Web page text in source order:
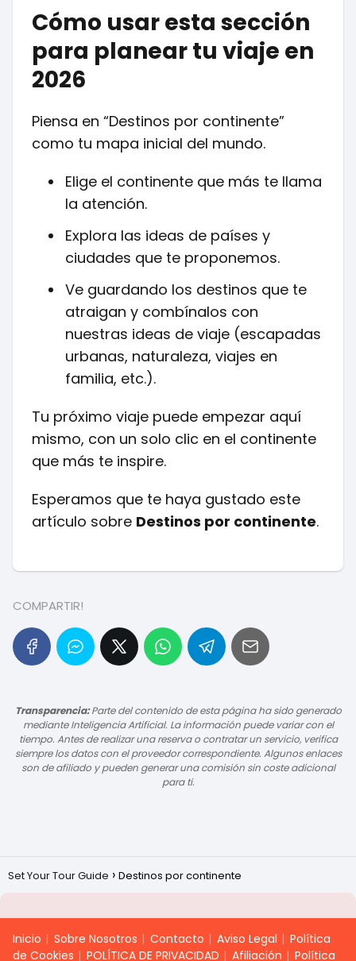
Cómo usar esta sección
para planear tu viaje en
2026
Piensa en “Destinos por continente”
como tu mapa inicial del mundo.
Elige el continente que más te llama
la atención.
Explora las ideas de países y
ciudades que te proponemos.
Ve guardando los destinos que te
atraigan y combínalos con
nuestras ideas de viaje (escapadas
urbanas, naturaleza, viajes en
familia, etc.).
Tu próximo viaje puede empezar aquí
mismo, con un solo clic en el continente
que más te inspire.
Esperamos que te haya gustado este
artículo sobre Destinos por continente.
COMPARTIR!
Transparencia:Parte del contenido de esta página ha sido generado
mediante Inteligencia Artificial. La información puede variar con el
tiempo. Antes de realizar una reserva o contratar un servicio, verifica
siempre los datos con el proveedor correspondiente. Algunos enlaces
son de afiliado y pueden generar una comisión sin coste adicional
para ti.
Set Your Tour Guide Destinos por continente
Inicio Sobre Nosotros Contacto Aviso Legal
Política
de Cookies
POLÍTICA DE PRIVACIDAD Afiliación Política